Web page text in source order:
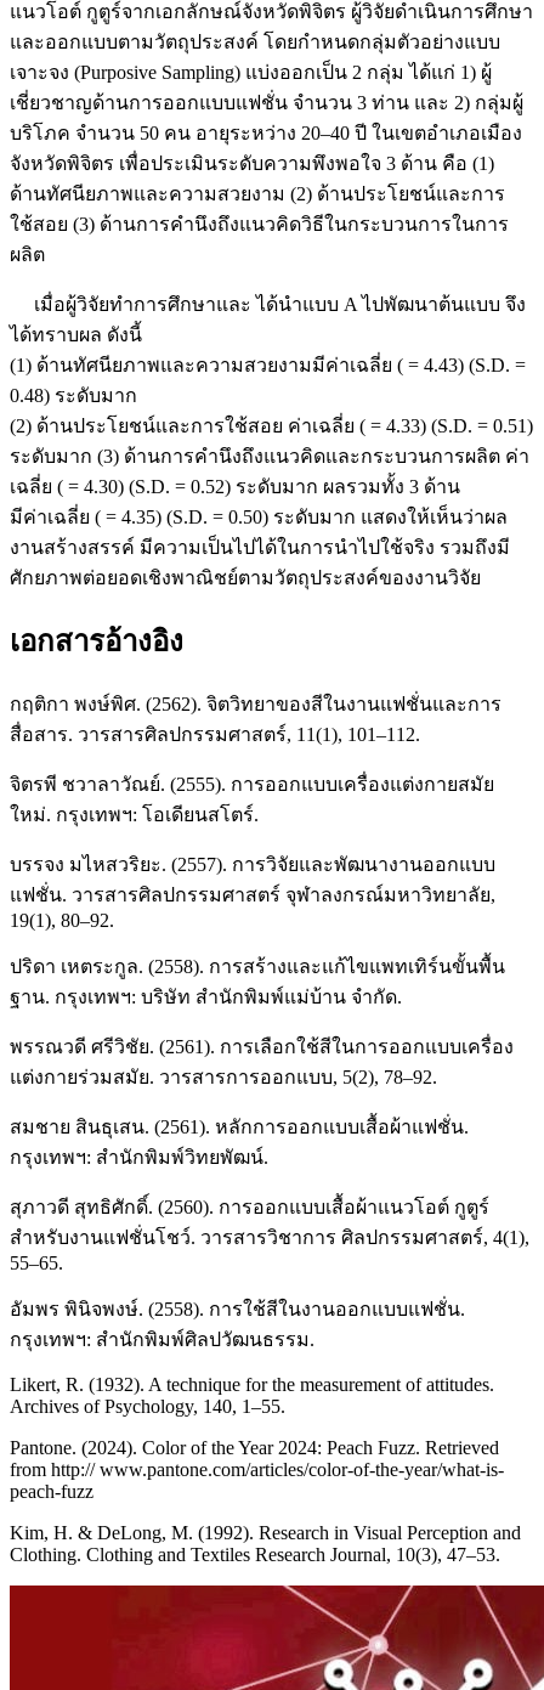
แนวโอต์ กูตูร์จากเอกลักษณ์จังหวัดพิจิตร ผู้วิจัยดำเนินการศึกษา
และออกแบบตามวัตถุประสงค์ โดยกำหนดกลุ่มตัวอย่างแบบ
เจาะจง (Purposive Sampling) แบ่งออกเป็น 2 กลุ่ม ได้แก่ 1) ผู้
เชี่ยวชาญด้านการออกแบบแฟชั่น จำนวน 3 ท่าน และ 2) กลุ่มผู้
บริโภค จำนวน 50 คน อายุระหว่าง 20–40 ปี ในเขตอำเภอเมือง
จังหวัดพิจิตร เพื่อประเมินระดับความพึงพอใจ 3 ด้าน คือ (1)
ด้านทัศนียภาพและความสวยงาม (2) ด้านประโยชน์และการ
ใช้สอย (3) ด้านการคำนึงถึงแนวคิดวิธีในกระบวนการในการ
ผลิต
เมื่อผู้วิจัยทำการศึกษาและ ได้นำแบบ A ไปพัฒนาต้นแบบ จึง
ได้ทราบผล ดังนี้
(1) ด้านทัศนียภาพและความสวยงามมีค่าเฉลี่ย ( = 4.43) (S.D. =
0.48) ระดับมาก
(2) ด้านประโยชน์และการใช้สอย ค่าเฉลี่ย ( = 4.33) (S.D. = 0.51)
ระดับมาก (3) ด้านการคำนึงถึงแนวคิดและกระบวนการผลิต ค่า
เฉลี่ย ( = 4.30) (S.D. = 0.52) ระดับมาก ผลรวมทั้ง 3 ด้าน
มีค่าเฉลี่ย ( = 4.35) (S.D. = 0.50) ระดับมาก แสดงให้เห็นว่าผล
งานสร้างสรรค์ มีความเป็นไปได้ในการนำไปใช้จริง รวมถึงมี
ศักยภาพต่อยอดเชิงพาณิชย์ตามวัตถุประสงค์ของงานวิจัย
เอกสารอ้างอิง
กฤติกา พงษ์พิศ. (2562). จิตวิทยาของสีในงานแฟชั่นและการ
สื่อสาร. วารสารศิลปกรรมศาสตร์, 11(1), 101–112.
จิตรพี ชวาลาวัณย์. (2555). การออกแบบเครื่องแต่งกายสมัย
ใหม่. กรุงเทพฯ: โอเดียนสโตร์.
บรรจง มไหสวริยะ. (2557). การวิจัยและพัฒนางานออกแบบ
แฟชั่น. วารสารศิลปกรรมศาสตร์ จุฬาลงกรณ์มหาวิทยาลัย,
19(1), 80–92.
ปริดา เหตระกูล. (2558). การสร้างและแก้ไขแพทเทิร์นขั้นพื้น
ฐาน. กรุงเทพฯ: บริษัท สำนักพิมพ์แม่บ้าน จำกัด.
พรรณวดี ศรีวิชัย. (2561). การเลือกใช้สีในการออกแบบเครื่อง
แต่งกายร่วมสมัย. วารสารการออกแบบ, 5(2), 78–92.
สมชาย สินธุเสน. (2561). หลักการออกแบบเสื้อผ้าแฟชั่น.
กรุงเทพฯ: สำนักพิมพ์วิทยพัฒน์.
สุภาวดี สุทธิศักดิ์. (2560). การออกแบบเสื้อผ้าแนวโอต์ กูตูร์
สำหรับงานแฟชั่นโชว์. วารสารวิชาการ ศิลปกรรมศาสตร์, 4(1),
55–65.
อัมพร พินิจพงษ์. (2558). การใช้สีในงานออกแบบแฟชั่น.
กรุงเทพฯ: สำนักพิมพ์ศิลปวัฒนธรรม.
Likert, R. (1932). A technique for the measurement of attitudes.
Archives of Psychology, 140, 1–55.
Pantone. (2024). Color of the Year 2024: Peach Fuzz. Retrieved
from http:// www.pantone.com/articles/color-of-the-year/what-is-
peach-fuzz
Kim, H. & DeLong, M. (1992). Research in Visual Perception and
Clothing. Clothing and Textiles Research Journal, 10(3), 47–53.